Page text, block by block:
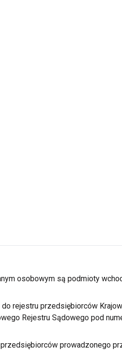
osobowym są podmioty
rejestru przedsiębiorców
Rejestru Sądowego pod
prowadzonego